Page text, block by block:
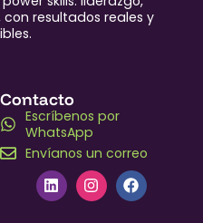
resultados reales y
Contacto
Escríbenos por
WhatsApp
Envíanos un correo